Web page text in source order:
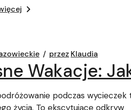
przez Klaudia
Wakacje:
podczas
życia. To ekscytujące odkryw